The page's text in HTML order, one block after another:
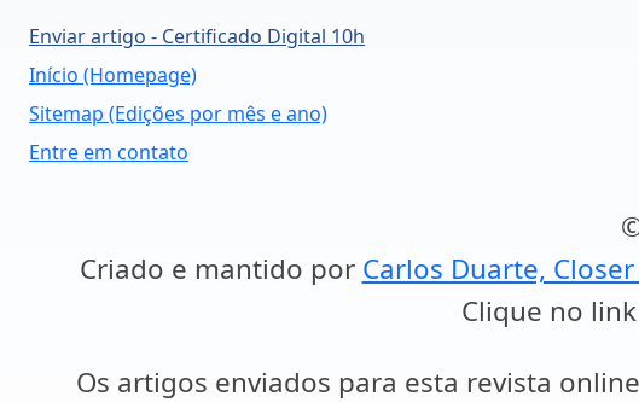
Enviar artigo - Certificado Digital 10h
Início (Homepage)
Sitemap (Edições por mês e ano)
Entre em contato
Criado e mantido por Carlos Duarte,
Clique no
Os artigos enviados para esta revista